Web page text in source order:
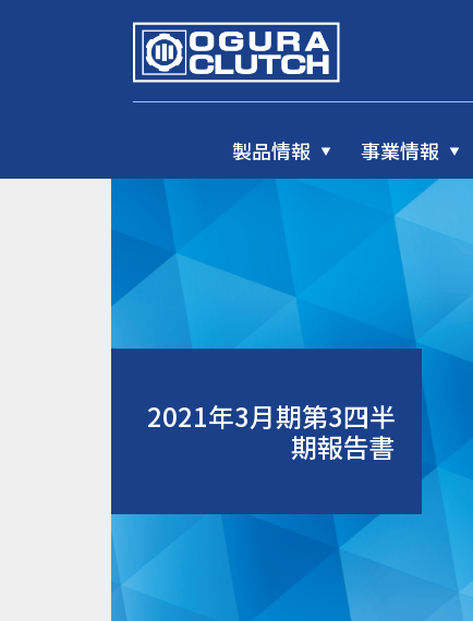
製品情報 事業情報
2021年3月期第3四半
期報告書